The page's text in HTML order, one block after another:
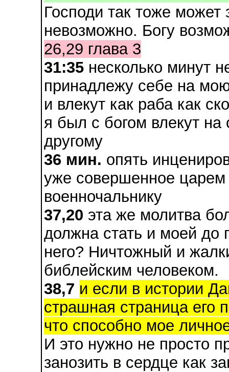
Господи так тоже может
невозможно. Богу
26,29 глава 3
31:35 несколько минут
принадлежу себе на
и влекут как раба как
я был с богом влекут на
другому
36 мин. опять
уже совершенное
военночальнику
37,20 эта же молитва
должна стать и моей до
него? Ничтожный и
библейским человеком.
38,7 и если в истории
страшная страница его
что способно мое
И это нужно не просто
занозить в сердце как